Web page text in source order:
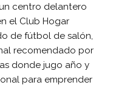
centro delantero
el Club Hogar
de fútbol de salón,
recomendado por
donde jugo año y
para emprender